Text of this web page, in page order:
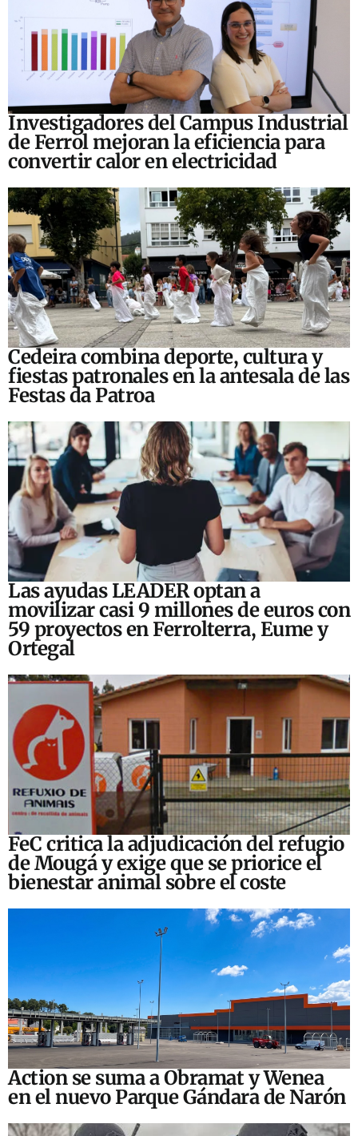
Investigadores del Campus Industrial
de Ferrol mejoran la eficiencia para
convertir calor en electricidad
Cedeira combina deporte, cultura y
fiestas patronales en la antesala de las
Festas da Patroa
Las ayudas LEADER optan a
movilizar casi 9 millones de euros con
59 proyectos en Ferrolterra, Eume y
Ortegal
FeC critica la adjudicación del refugio
de Mougá y exige que se priorice el
bienestar animal sobre el coste
Action se suma a Obramat y Wenea
en el nuevo Parque Gándara de Narón